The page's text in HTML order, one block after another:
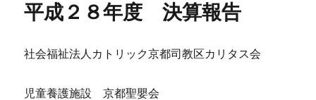
平成２８年度 決算報告
社会福祉法人カトリック京都司教区カリタス会
児童養護施設 京都聖嬰会